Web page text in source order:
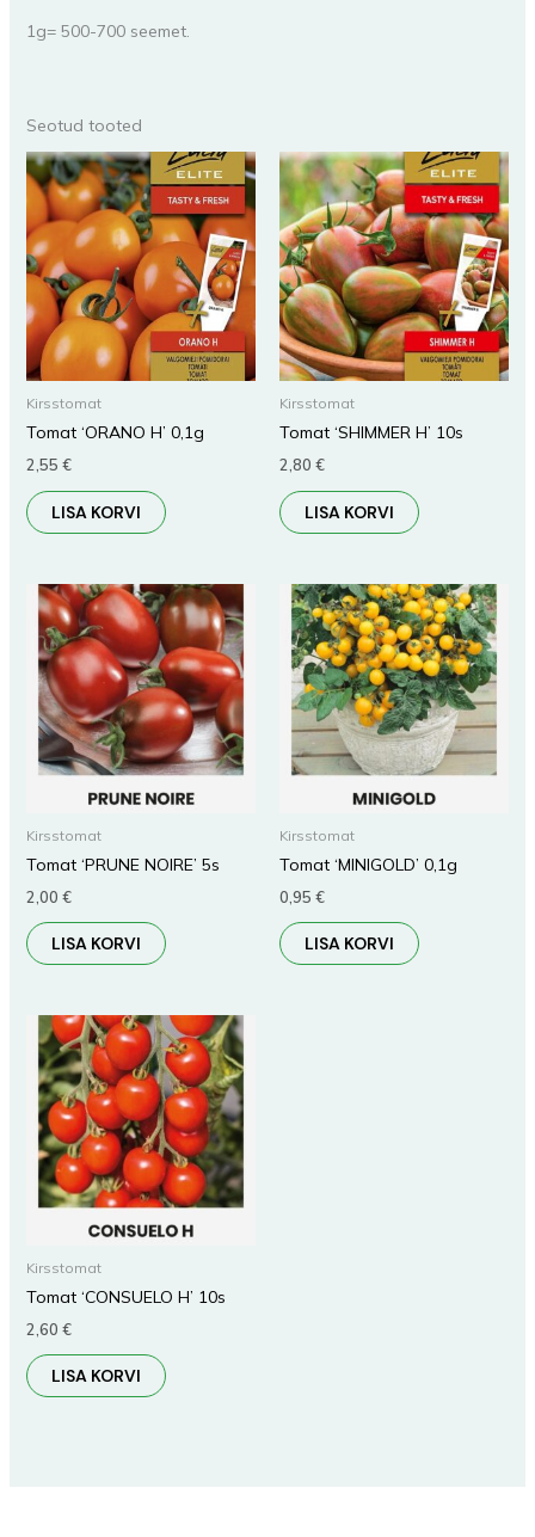
1g= 500-700 seemet.
Seotud tooted
Kirsstomat
Tomat ‘ORANO H’ 0,1g
2,55 €
LISA KORVI
Kirsstomat
Tomat ‘SHIMMER H’ 10s
2,80 €
LISA KORVI
Kirsstomat
Tomat ‘PRUNE NOIRE’ 5s
2,00 €
LISA KORVI
Kirsstomat
Tomat ‘MINIGOLD’ 0,1g
0,95 €
LISA KORVI
Kirsstomat
Tomat ‘CONSUELO H’ 10s
2,60 €
LISA KORVI